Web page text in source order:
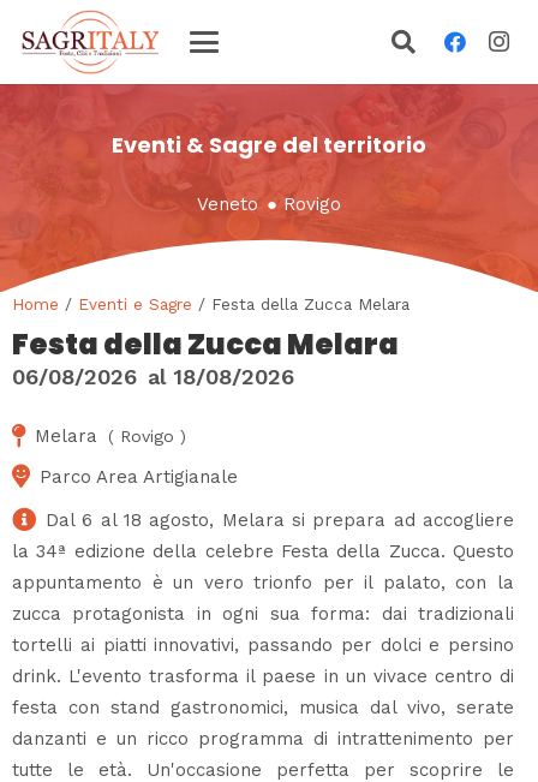
Eventi & Sagre del territorio
Veneto ● Rovigo
Home / Eventi e Sagre / Festa della Zucca Melara
Festa della Zucca Melara
06/08/2026 al 18/08/2026
Melara ( Rovigo )
Parco Area Artigianale
Dal 6 al 18 agosto, Melara si prepara ad accogliere
la 34ª edizione della celebre Festa della Zucca. Questo
appuntamento è un vero trionfo per il palato, con la
zucca protagonista in ogni sua forma: dai tradizionali
tortelli ai piatti innovativi, passando per dolci e persino
drink. L'evento trasforma il paese in un vivace centro di
festa con stand gastronomici, musica dal vivo, serate
danzanti e un ricco programma di intrattenimento per
tutte le età. Un'occasione perfetta per scoprire le